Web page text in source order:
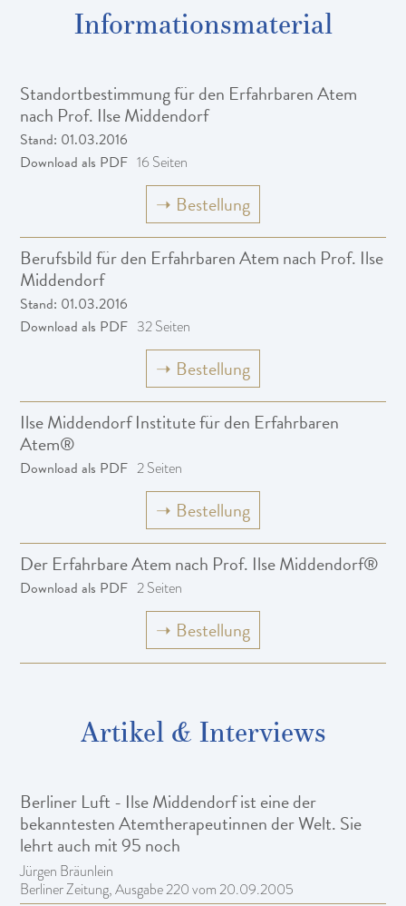
Informationsmaterial
Standortbestimmung für den Erfahrbaren Atem
nach Prof. Ilse Middendorf
Stand: 01.03.2016
Download als PDF 16 Seiten
➝ Bestellung
Berufsbild für den Erfahrbaren Atem nach Prof. Ilse
Middendorf
Stand: 01.03.2016
Download als PDF 32 Seiten
➝ Bestellung
Ilse Middendorf Institute für den Erfahrbaren
Atem®
Download als PDF 2 Seiten
➝ Bestellung
Der Erfahrbare Atem nach Prof. Ilse Middendorf®
Download als PDF 2 Seiten
➝ Bestellung
Artikel & Interviews
Berliner Luft - Ilse Middendorf ist eine der
bekanntesten Atemtherapeutinnen der Welt. Sie
lehrt auch mit 95 noch
Jürgen Bräunlein
Berliner Zeitung, Ausgabe 220 vom 20.09.2005